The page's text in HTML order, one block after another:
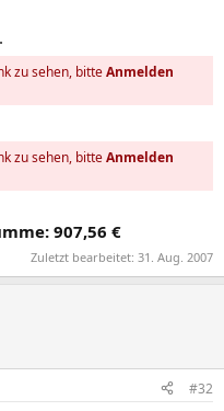
zu sehen, bitteAnmelden
zu sehen, bitteAnmelden
907,56 €
Zuletzt bearbeitet: 31. Aug. 2007
#32